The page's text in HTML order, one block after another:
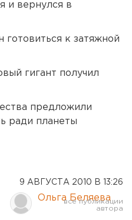
и вернулся в
к затяжной
гигант получил
предложили
ради планеты
9 АВГУСТА 2010 В 13:26
Ольга Беляева